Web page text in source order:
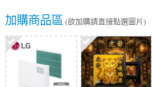
加購商品區 (欲加購請直接點選圖片)